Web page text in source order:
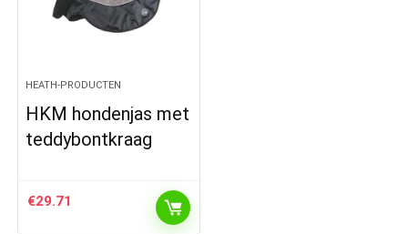
HEATH-PRODUCTEN
HKM hondenjas met
teddybontkraag
€29.71